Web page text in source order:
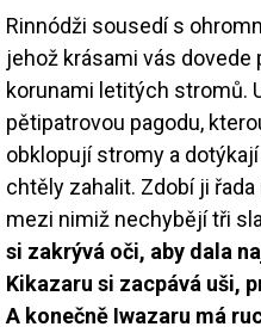
Rinnódži sousedí s
jehož krásami vás
korunami letitých stromů.
pětipatrovou pagodu,
obklopují stromy a
chtěly zahalit. Zdobí ji
mezi nimiž nechybějí tři
si zakrývá oči, aby dala
Kikazaru si zacpává uši,
A konečně Iwazaru má